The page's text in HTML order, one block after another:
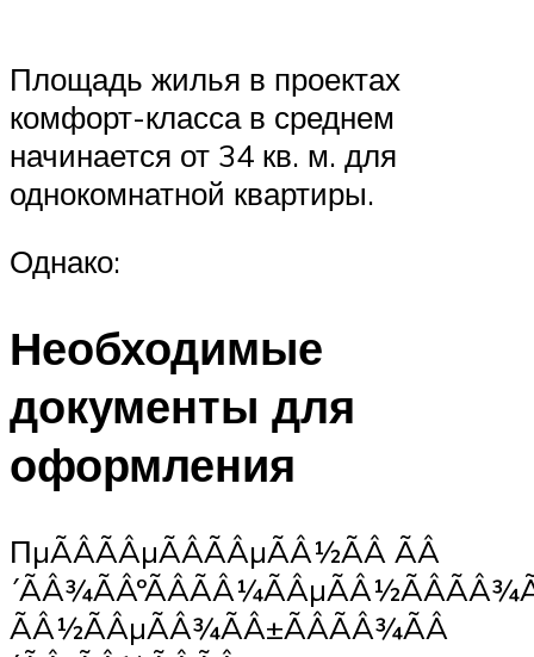
Площадь жилья в проектах
комфорт-класса в среднем
начинается от 34 кв. м. для
однокомнатной квартиры.
Однако:
Необходимые
документы для
оформления
ПµÃÂÃÂµÃÂÃÂµÃÂ½ÃÂ ÃÂ
ÃÂ½ÃÂµÃÂ¾ÃÂ±ÃÂÃÂ¾ÃÂ